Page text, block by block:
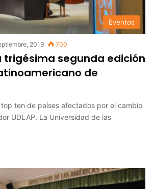
Eventos
2019 700
trigésima segunda edición
de
ten de países afectados por el cambio
UDLAP. La Universidad de las